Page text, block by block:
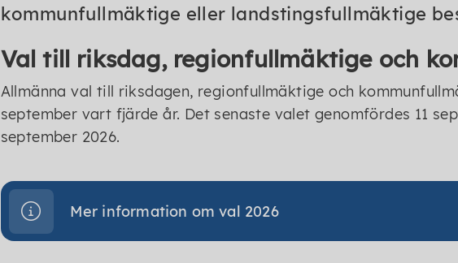
kommunfullmäktige eller landstingsfullmäktige
Val till riksdag, regionfullmäktige och
Allmänna val till riksdagen, regionfullmäktige och
september vart fjärde år. Det senaste valet genomfördes 11
september 2026.
Mer information om val 2026